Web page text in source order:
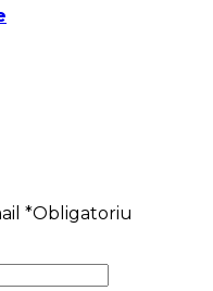
*Obligatoriu